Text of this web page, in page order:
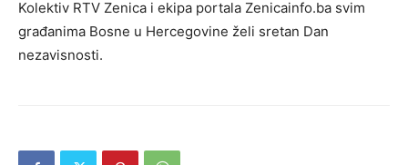
Kolektiv RTV Zenica i ekipa portala Zenicainfo.ba svim
građanima Bosne u Hercegovine želi sretan Dan
nezavisnosti.